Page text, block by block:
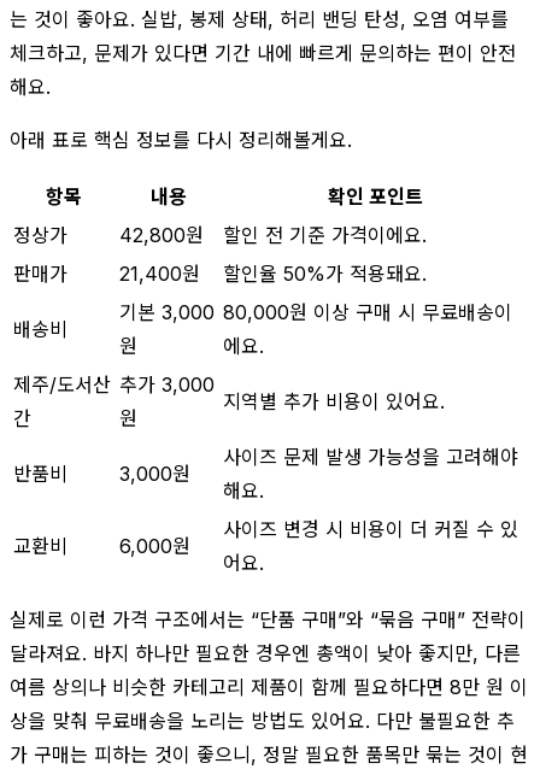
는 것이 좋아요. 실밥, 봉제 상태, 허리 밴딩 탄성, 오염 여부를
체크하고, 문제가 있다면 기간 내에 빠르게 문의하는 편이 안전
해요.
아래 표로 핵심 정보를 다시 정리해볼게요.
항목 내용
확인 포인트
정상가
42,800원
할인 전 기준 가격이에요.
판매가
21,400원 할인율 50%가 적용돼요.
배송비
기본 3,000
원
80,000원 이상 구매 시 무료배송이
에요.
제주/도서산
간
추가 3,000
원
지역별 추가 비용이 있어요.
반품비 3,000원
사이즈 문제 발생 가능성을 고려해야
해요.
교환비 6,000원
사이즈 변경 시 비용이 더 커질 수 있
어요.
실제로 이런 가격 구조에서는 “단품 구매”와 “묶음 구매” 전략이
달라져요. 바지 하나만 필요한 경우엔 총액이 낮아 좋지만, 다른
여름 상의나 비슷한 카테고리 제품이 함께 필요하다면 8만 원 이
상을 맞춰 무료배송을 노리는 방법도 있어요. 다만 불필요한 추
가 구매는 피하는 것이 좋으니, 정말 필요한 품목만 묶는 것이 현